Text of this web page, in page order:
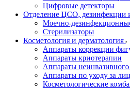
Цифровые детекторы
Отделение ЦСО, дезинфекции
Моечно-
Стерилизаторы
Косметология и дерматология
Аппараты коррекции
Аппараты криотерапии
Аппараты
Аппараты по уходу за
Косметологические